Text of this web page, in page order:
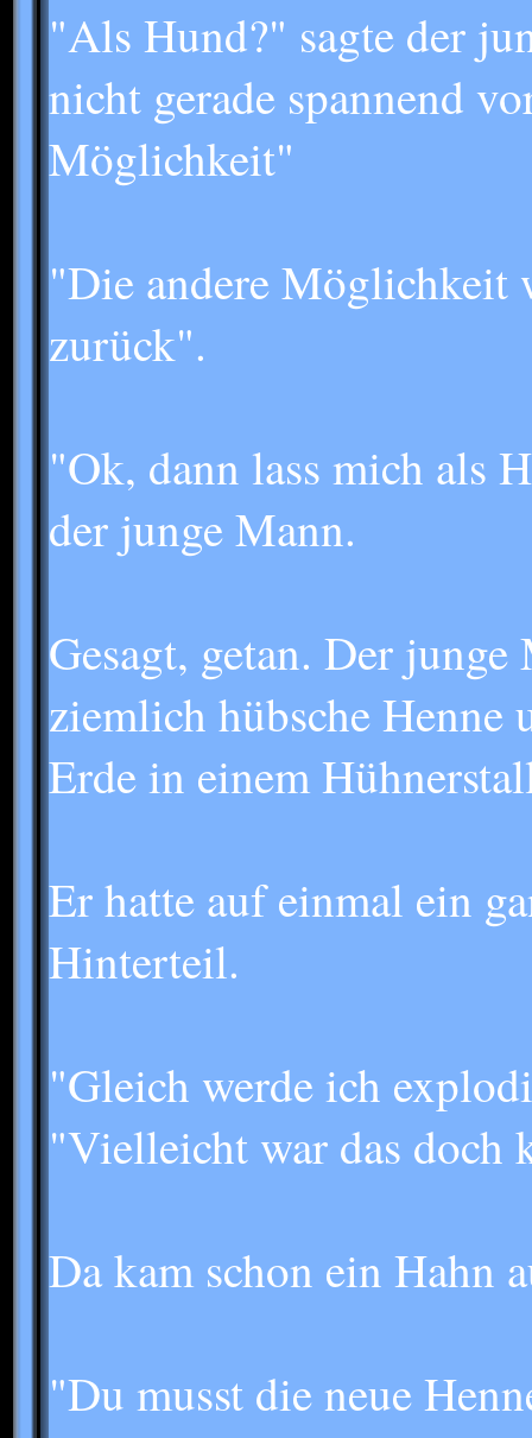
"Als Hund?" sagte der
nicht gerade spannend
Möglichkeit"
"Die andere Möglichkeit
zurück".
"Ok, dann lass mich als
der junge Mann.
Gesagt, getan. Der
ziemlich hübsche Henne
Erde in einem
Er hatte auf einmal ein
Hinterteil.
"Gleich werde ich
"Vielleicht war das doch
Da kam schon ein Hahn
"Du musst die neue